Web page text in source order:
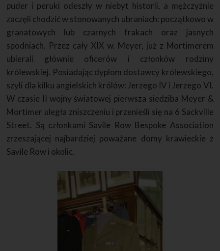
puder i peruki odeszły w niebyt historii, a mężczyźnie
zaczęli chodzić w stonowanych ubraniach: początkowo w
granatowych lub czarnych frakach oraz jasnych
spodniach. Przez cały XIX w. Meyer, już z Mortimerem
ubierali głównie oficerów i członków rodziny
królewskiej. Posiadając dyplom dostawcy królewskiego,
szyli dla kilku angielskich królów: Jerzego IV i Jerzego VI.
W czasie II wojny światowej pierwsza siedziba Meyer &
Mortimer uległa zniszczeniu i przenieśli się na 6 Sackville
Street. Są członkami Savile Row Bespoke Association
zrzeszającej najbardziej poważane domy krawieckie z
Savile Row i okolic.